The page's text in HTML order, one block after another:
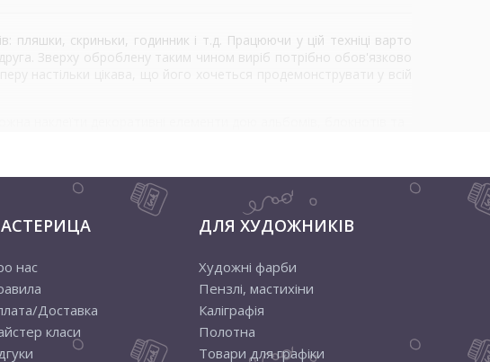
пляшки, скриньки, годинник і т.д. Працюючи у цій техніці варто
Зверху оброблену таким чином виріб потрібно обов'язково
нас
Доставка
класи
ДЛЯ ХУДОЖНИКІВ
Художні фарби
Пензлі, мастихіни
Каліграфія
Полотна
Товари для графіки